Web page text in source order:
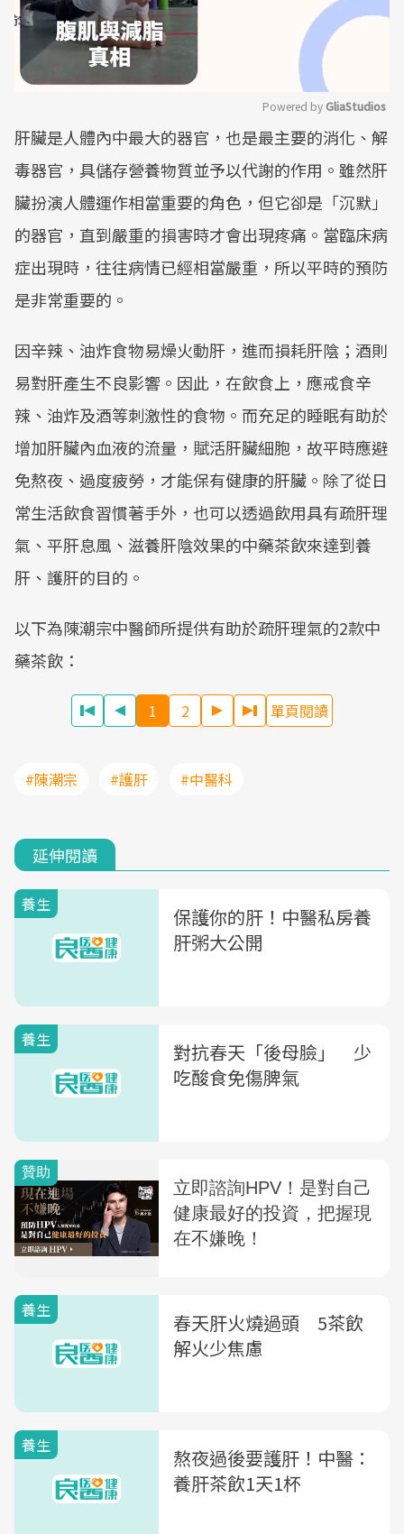
Mute
Powered by GliaStudios
肝臟是人體內中最大的器官，也是最主要的消化、解
毒器官，具儲存營養物質並予以代謝的作用。雖然肝
臟扮演人體運作相當重要的角色，但它卻是「沉默」
的器官，直到嚴重的損害時才會出現疼痛。當臨床病
症出現時，往往病情已經相當嚴重，所以平時的預防
是非常重要的。
因辛辣、油炸食物易燥火動肝，進而損耗肝陰；酒則
易對肝產生不良影響。因此，在飲食上，應戒食辛
辣、油炸及酒等刺激性的食物。而充足的睡眠有助於
增加肝臟內血液的流量，賦活肝臟細胞，故平時應避
免熬夜、過度疲勞，才能保有健康的肝臟。除了從日
常生活飲食習慣著手外，也可以透過飲用具有疏肝理
氣、平肝息風、滋養肝陰效果的中藥茶飲來達到養
肝、護肝的目的。
以下為陳潮宗中醫師所提供有助於疏肝理氣的2款中
藥茶飲：
1 2 單頁閱讀
#陳潮宗 #護肝 #中醫科
延伸閱讀
養生
保護你的肝！中醫私房養
肝粥大公開
養生
對抗春天「後母臉」 少
吃酸食免傷脾氣
養生
春天肝火燒過頭 5茶飲
解火少焦慮
養生
熬夜過後要護肝！中醫：
養肝茶飲1天1杯